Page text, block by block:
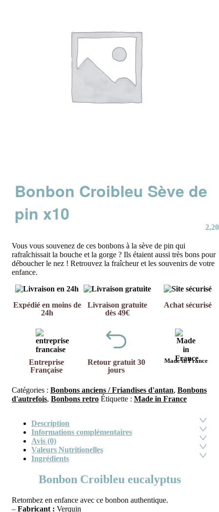
Bonbon Croibleu Sève de
pin x10
2,20
Vous vous souvenez de ces bonbons à la sève de pin qui
rafraîchissait la bouche et la gorge ? Ils étaient aussi très bons pour
déboucher le nez ! Retrouvez la fraîcheur et les souvenirs de votre
enfance.
Expédié en moins de
24h
Livraison gratuite
dès 49€
Achat sécurisé
Entreprise
Française
Retour gratuit 30
jours
Made in France
Catégories : Bonbons anciens / Friandises d'antan, Bonbons
d'autrefois, Bonbons retro Étiquette : Made in France
Description
Informations complémentaires
Avis (0)
Valeurs Nutritionelles
Ingrédients
Bonbon Croibleu eucalyptus
Retombez en enfance avec ce bonbon authentique.
– Fabricant : Verquin